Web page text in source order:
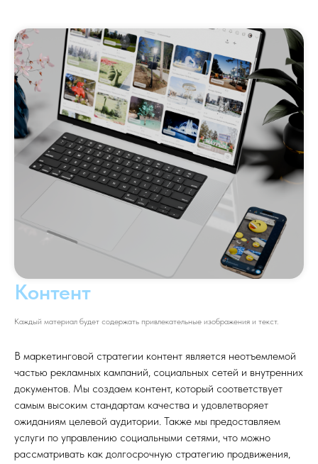
Контент
Каждый материал будет содержать привлекательные изображения и текст.
В маркетинговой стратегии контент является неотъемлемой
частью рекламных кампаний, социальных сетей и внутренних
документов. Мы создаем контент, который соответствует
самым высоким стандартам качества и удовлетворяет
ожиданиям целевой аудитории. Также мы предоставляем
услуги по управлению социальными сетями, что можно
рассматривать как долгосрочную стратегию продвижения,